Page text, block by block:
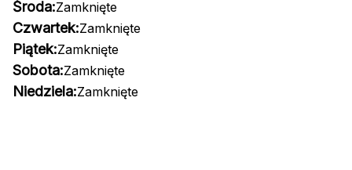
Środa:Zamknięte
Czwartek:Zamknięte
Piątek:Zamknięte
Sobota:Zamknięte
Niedziela:Zamknięte